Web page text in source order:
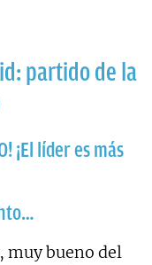
partido de la
¡El líder es más
muy bueno del